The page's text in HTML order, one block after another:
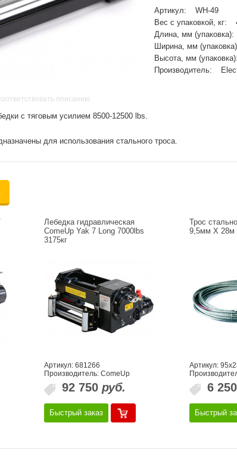
описанию
Артикул:
WH-49
Вес с упаковкой, кг:
Длина, мм (упаковка):
Ширина, мм
Высота, мм (упаковка):
Производитель:
с тяговым усилием 8500-12500 lbs.
для использования стального троса.
Лебедка гидравлическая
ComeUp Yak 7 Long 7000lbs
3175кг
Артикул: 681266
Производитель: ComeUp
92 750 руб.
Быстрый заказ
Трос
9,5мм Х 28м
Артикул:
6 250
Быстрый